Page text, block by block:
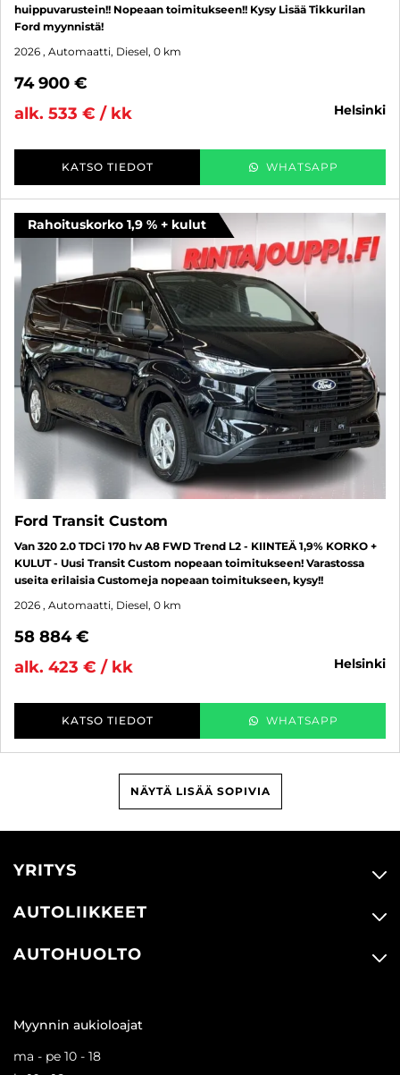
huippuvarustein!! Nopeaan toimitukseen!! Kysy Lisää Tikkurilan
Ford myynnistä!
2026 , Automaatti, Diesel, 0 km
74 900 €
alk. 533 € / kk
helsinki
KATSO TIEDOT WHATSAPP
Rahoituskorko 1,9 % + kulut
Ford Transit Custom
Van 320 2.0 TDCi 170 hv A8 FWD Trend L2 - KIINTEÄ 1,9% KORKO +
KULUT - Uusi Transit Custom nopeaan toimitukseen! Varastossa
useita erilaisia Customeja nopeaan toimitukseen, kysy!!
2026 , Automaatti, Diesel, 0 km
58 884 €
alk. 423 € / kk
helsinki
KATSO TIEDOT WHATSAPP
NÄYTÄ LISÄÄ SOPIVIA
YRITYS
AUTOLIIKKEET
AUTOHUOLTO
Myynnin aukioloajat
ma - pe 10 - 18